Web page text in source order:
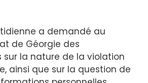
a demandé au
de Géorgie des
la nature de la violation
ainsi que sur la question de